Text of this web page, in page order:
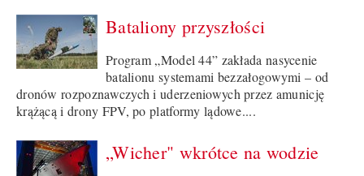
Bataliony przyszłości
Program „Model 44” zakłada nasycenie
batalionu systemami bezzałogowymi – od
dronów rozpoznawczych i uderzeniowych przez amunicję
krążącą i drony FPV, po platformy lądowe....
„Wicher" wkrótce na wodzie